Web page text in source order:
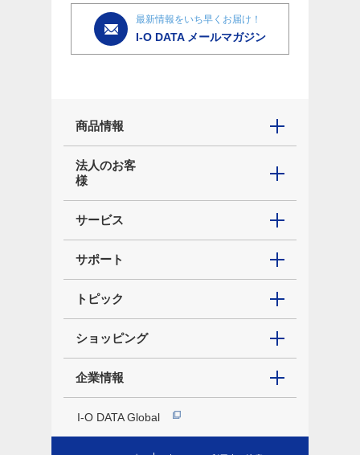
最新情報をいち早くお届け！
I-O DATA メールマガジン
商品情報
法人のお客
様
サービス
サポート
トピック
ショッピング
企業情報
I-O DATA Global